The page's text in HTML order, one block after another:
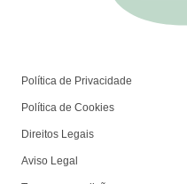
Política de Privacidade
Política de Cookies
Direitos Legais
Aviso Legal